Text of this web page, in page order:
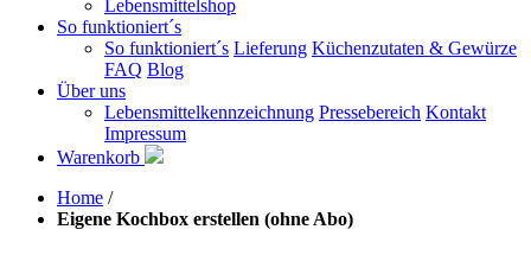
Lebensmittelshop
So funktioniert´s
So funktioniert´s Lieferung Küchenzutaten & Gewürze
FAQ Blog
Über uns
Lebensmittelkennzeichnung Pressebereich Kontakt
Impressum
Warenkorb
Home /
Eigene Kochbox erstellen (ohne Abo)